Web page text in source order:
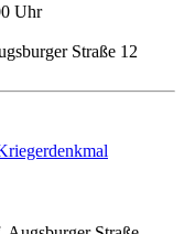
Uhr
Straße 12